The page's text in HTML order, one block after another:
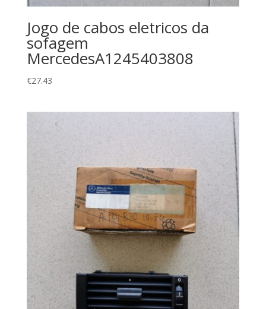
Jogo de cabos eletricos da
sofagem
MercedesA1245403808
€27.43